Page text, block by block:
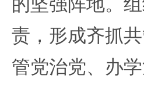
责，形成齐抓
管党治党、办